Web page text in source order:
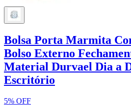
Bolsa Porta Marmita
Bolso Externo
Material Durvael Dia a
Escritório
5% OFF